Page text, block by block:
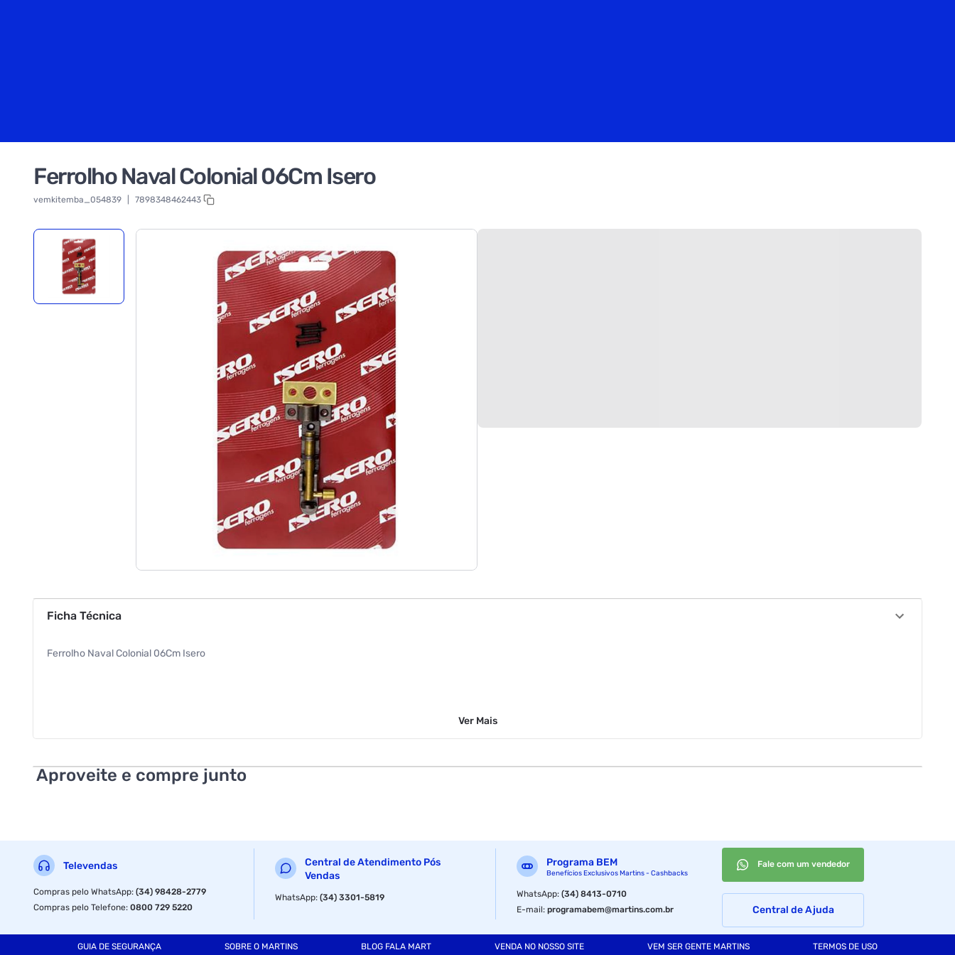
Ferrolho Naval Colonial 06Cm Isero
vemkitemba_054839 7898348462443
Ficha Técnica
Ferrolho Naval Colonial 06Cm Isero
Ver Mais
Aproveite e compre junto
Televendas
Compras pelo WhatsApp:(34) 98428-2779
Compras pelo Telefone:0800 729 5220
Central de Atendimento Pós
Vendas
WhatsApp:(34) 3301-5819
Programa BEM
Benefícios Exclusivos Martins - Cashbacks
WhatsApp:(34) 8413-0710
E-mail:programabem@martins.com.br
Fale com um vendedor
Central de Ajuda
GUIA DE SEGURANÇA SOBRE O MARTINS BLOG FALA MART VENDA NO NOSSO SITE VEM SER GENTE MARTINS TERMOS DE USO